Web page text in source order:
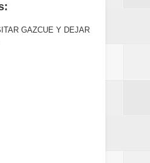
GAZCUE Y DEJAR